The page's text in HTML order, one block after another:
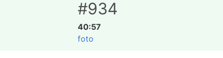
#934
40:57
foto